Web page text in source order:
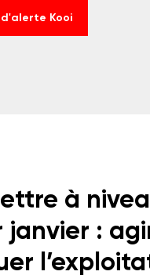
Kooi
à
janvier :